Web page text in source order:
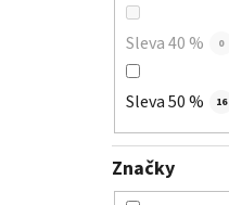
Sleva 40 % 0
Sleva 50 % 16
Značky